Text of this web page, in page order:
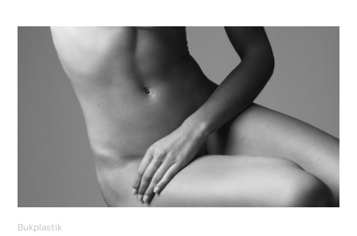
Bukplastik